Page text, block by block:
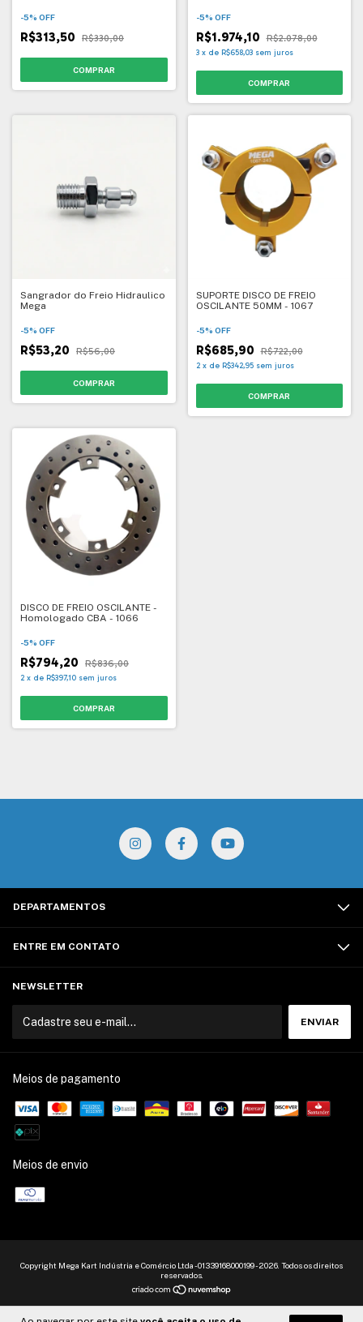
-5% OFF
R$313,50 R$330,00
-5% OFF
R$1.974,10 R$2.078,00
3 x de R$658,03 sem juros
Sangrador do Freio Hidraulico
Mega
-5% OFF
R$53,20 R$56,00
SUPORTE DISCO DE FREIO
OSCILANTE 50MM - 1067
-5% OFF
R$685,90 R$722,00
2 x de R$342,95 sem juros
DISCO DE FREIO OSCILANTE -
Homologado CBA - 1066
-5% OFF
R$794,20 R$836,00
2 x de R$397,10 sem juros
DEPARTAMENTOS
ENTRE EM CONTATO
NEWSLETTER
Meios de pagamento
Meios de envio
Copyright Mega Kart Indústria e Comércio Ltda - 01339168000199 - 2026. Todos os direitos
reservados.